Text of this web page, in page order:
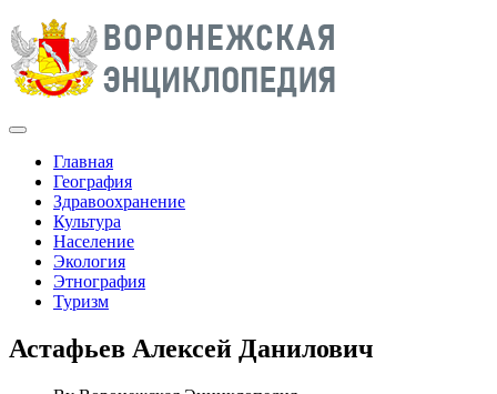
Главная
География
Здравоохранение
Культура
Население
Экология
Этнография
Туризм
Астафьев Алексей Данилович